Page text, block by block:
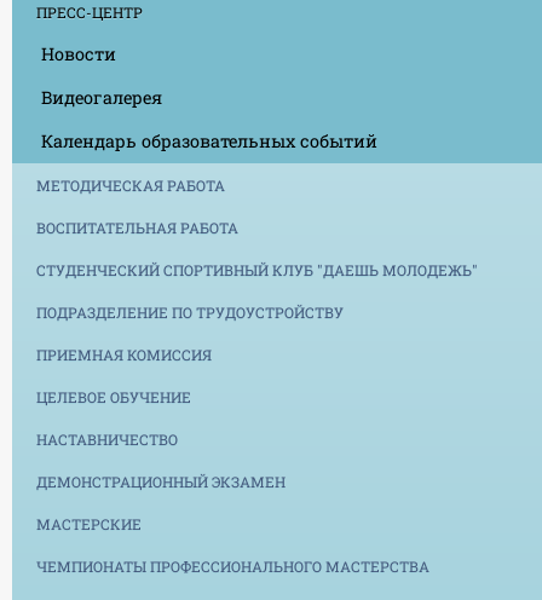
ПРЕСС-ЦЕНТР
Новости
Видеогалерея
Календарь образовательных событий
МЕТОДИЧЕСКАЯ РАБОТА
ВОСПИТАТЕЛЬНАЯ РАБОТА
СТУДЕНЧЕСКИЙ СПОРТИВНЫЙ КЛУБ "ДАЕШЬ МОЛОДЕЖЬ"
ПОДРАЗДЕЛЕНИЕ ПО ТРУДОУСТРОЙСТВУ
ПРИЕМНАЯ КОМИССИЯ
ЦЕЛЕВОЕ ОБУЧЕНИЕ
НАСТАВНИЧЕСТВО
ДЕМОНСТРАЦИОННЫЙ ЭКЗАМЕН
МАСТЕРСКИЕ
ЧЕМПИОНАТЫ ПРОФЕССИОНАЛЬНОГО МАСТЕРСТВА